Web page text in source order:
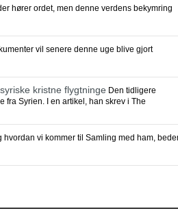
hører ordet, men denne verdens bekymring
vil senere denne uge blive gjort
kristne flygtninge Den tidligere
Syrien. I en artikel, han skrev i The
vi kommer til Samling med ham,